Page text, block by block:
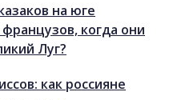
на юге
когда они
Луг?
как россияне